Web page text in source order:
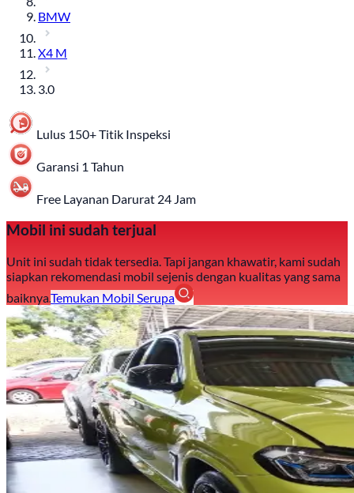
BMW
X4 M
3.0
Lulus 150+ Titik Inspeksi
Garansi 1 Tahun
Free Layanan Darurat 24 Jam
Mobil ini sudah terjual
Unit ini sudah tidak tersedia. Tapi jangan khawatir, kami sudah
siapkan rekomendasi mobil sejenis dengan kualitas yang sama
baiknya.Temukan Mobil Serupa